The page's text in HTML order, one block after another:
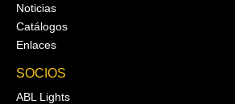
Noticias
Catálogos
Enlaces
SOCIOS
ABL Lights